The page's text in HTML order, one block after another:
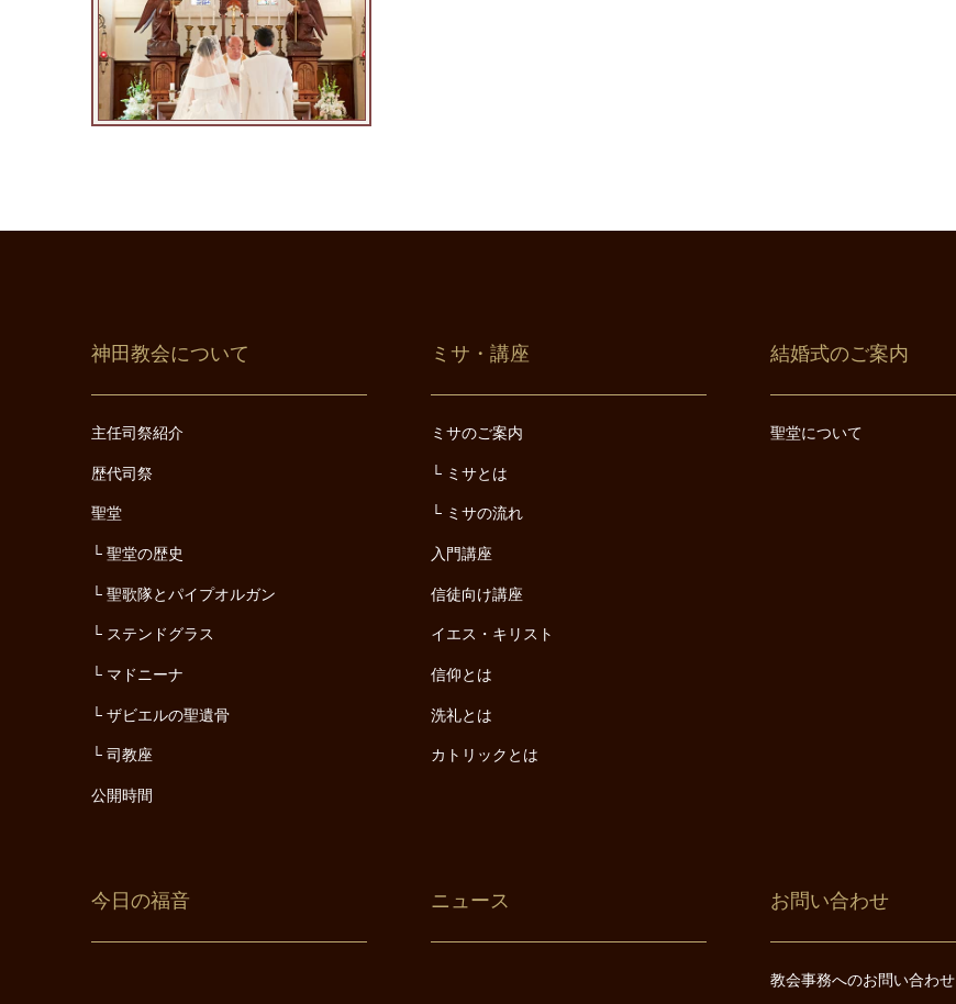
神田教会について
主任司祭紹介
歴代司祭
聖堂
聖堂の歴史
聖歌隊とパイプオルガン
ステンドグラス
マドニーナ
ザビエルの聖遺骨
司教座
公開時間
ミサ・講座
ミサのご案内
ミサとは
ミサの流れ
入門講座
信徒向け講座
イエス・キリスト
信仰とは
洗礼とは
カトリックとは
結婚式のご案内
聖堂について
今日の福音 ニュース お問い合わせ
教会事務へのお問い合わせ